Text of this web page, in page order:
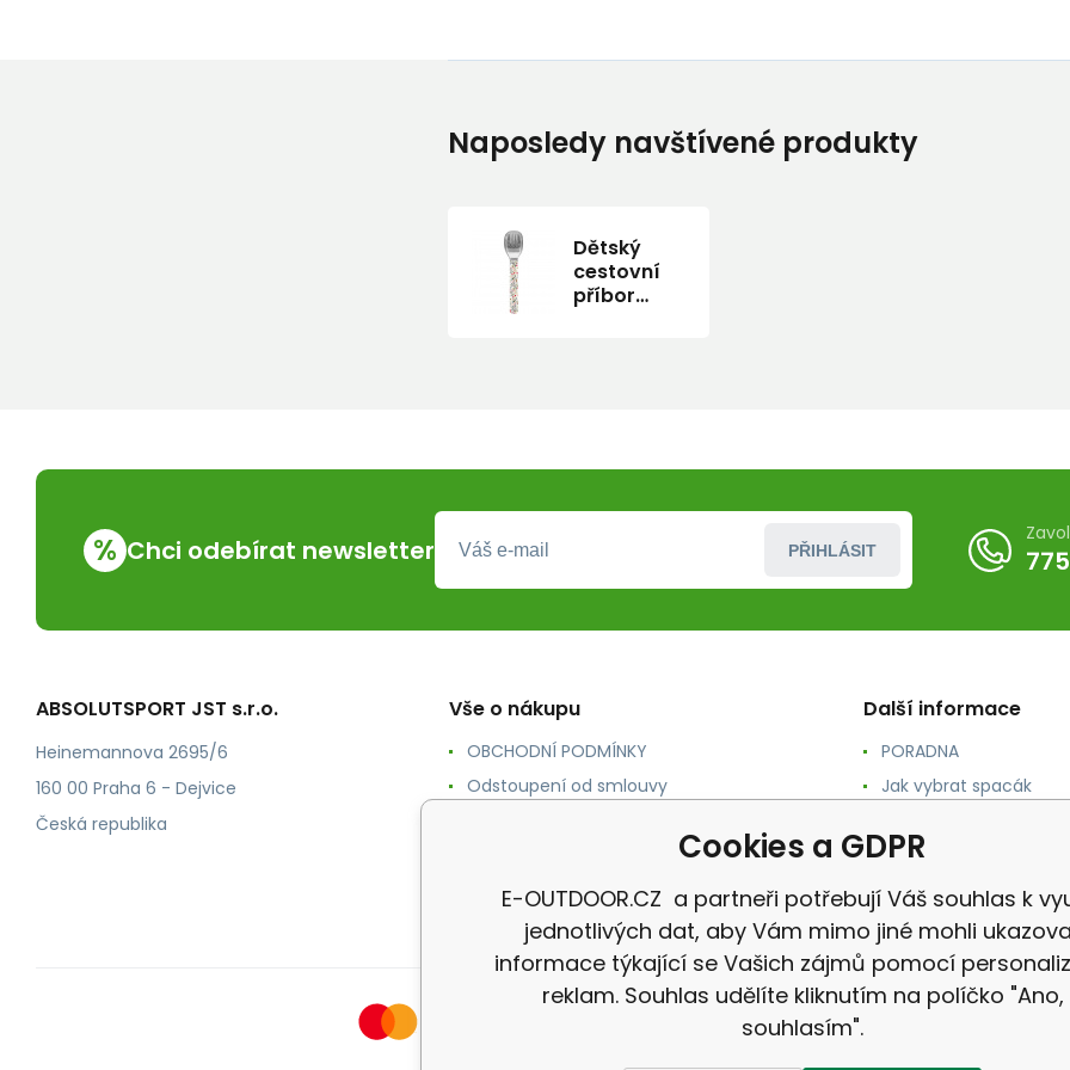
Naposledy navštívené produkty
Dětský
cestovní
příbor
% Chci odebírat newsletter PŘIHLÁSIT
ABSOLUTSPORT JST s.r.o.
Heinemannova 2695/6
160 00 Praha 6 - Dejvice
Česká republika
Vše o nákupu
OBCHODNÍ PODMÍNKY
Odstoupení od smlouvy
Ochrana osobních údajů
Další informace
PORADNA
Jak vybrat spacák
Jak vybrat karimatku
Reklamace
Cookies a GDPR
E-OUTDOOR.CZ a partneři potřebují Váš souhlas k
jednotlivých dat, aby Vám mimo jiné mohli
informace týkající se Vašich zájmů pomocí
reklam. Souhlas udělíte kliknutím na políčko "Ano,
souhlasím".